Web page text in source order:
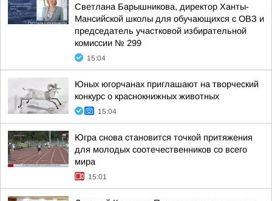
Светлана Барышникова, директор Ханты-
Мансийской школы для обучающихся с ОВЗ и
председатель участковой избирательной
комиссии № 299
15:04
Юных югорчанах приглашают на творческий
конкурс о краснокнижных животных
15:04
Югра снова становится точкой притяжения
для молодых соотечественников со всего
мира
15:01